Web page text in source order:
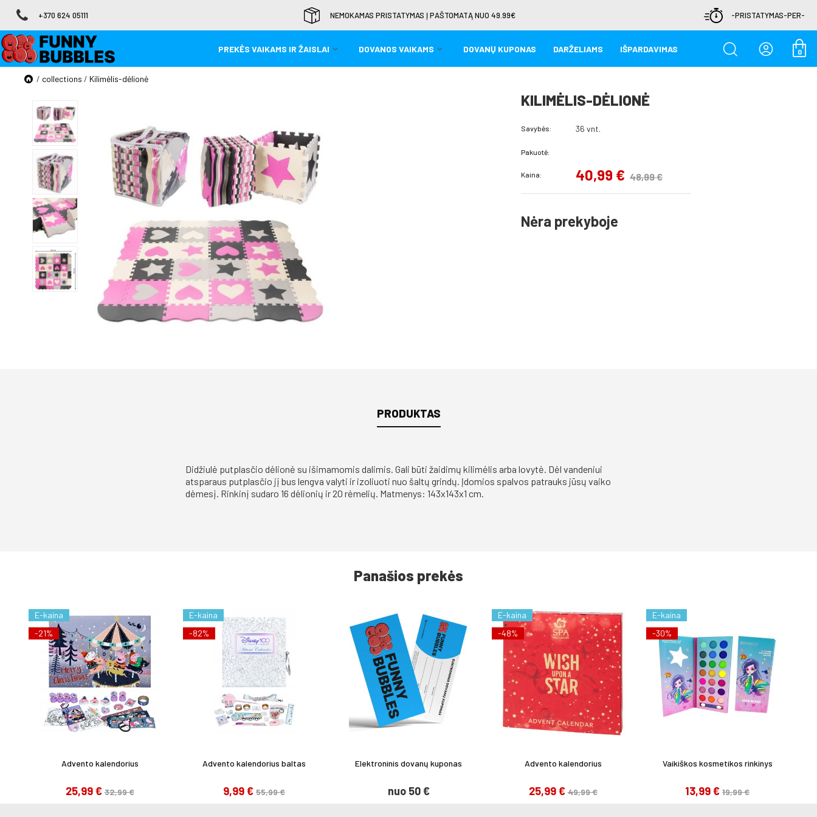
+370 624 05111 NEMOKAMAS PRISTATYMAS Į PAŠTOMATĄ NUO 49.99€ -PRISTATYMAS-PER-
0
PREKĖS VAIKAMS IR ŽAISLAI DOVANOS VAIKAMS DOVANŲ KUPONAS DARŽELIAMS IŠPARDAVIMAS
/ collections / Kilimėlis-dėlionė
KILIMĖLIS-DĖLIONĖ
Savybės: 36 vnt.
Pakuotė:
Kaina: 40,99 € 48,99 €
Nėra prekyboje
PRODUKTAS
Didžiulė putplasčio dėlionė su išimamomis dalimis. Gali būti žaidimų kilimėlis arba lovytė. Dėl vandeniui
atsparaus putplasčio jį bus lengva valyti ir izoliuoti nuo šaltų grindų. Įdomios spalvos patrauks jūsų vaiko
dėmesį. Rinkinį sudaro 16 dėlionių ir 20 rėmelių. Matmenys: 143x143x1 cm.
Panašios prekės
E-kaina
-21%
Advento kalendorius
25,99 €32,99 €
E-kaina
-82%
Advento kalendorius baltas
9,99 € 55,99 €
Elektroninis dovanų kuponas
nuo 50 €
E-kaina
-48%
Advento kalendorius
25,99 €49,99 €
E-kaina
-30%
Vaikiškos kosmetikos rinkinys
13,99 € 19,99 €